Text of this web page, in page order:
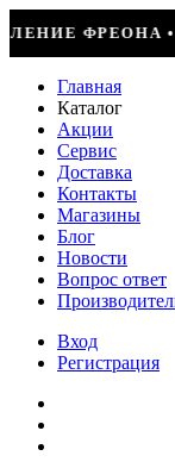
НА ВЕСЬ
Главная
Каталог
Акции
Сервис
Доставка
Контакты
Магазины
Блог
Новости
Вопрос ответ
Вход
Регистрация